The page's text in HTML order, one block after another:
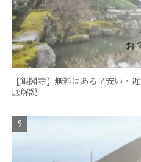
【銀閣寺】無料はある？安い・
底解説